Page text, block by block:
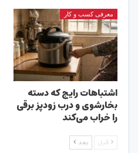
معرفی کسب و کار
اشتباهات رایج که دسته
بخارشوی و درب زودپز برقی
را خراب می‌کند
قبل بعد